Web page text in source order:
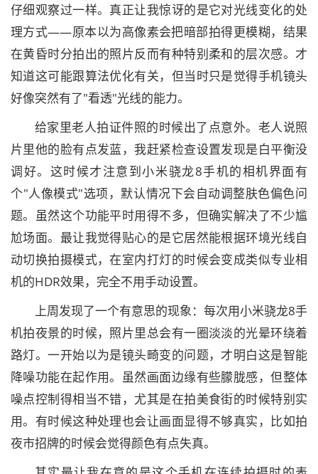
仔细观察过一样。真正让我惊讶的是它对光线变化的处
理方式——原本以为高像素会把暗部拍得更模糊，结果
在黄昏时分拍出的照片反而有种特别柔和的层次感。才
知道这可能跟算法优化有关，但当时只是觉得手机镜头
好像突然有了"看透"光线的能力。
给家里老人拍证件照的时候出了点意外。老人说照
片里他的脸有点发蓝，我赶紧检查设置发现是白平衡没
调好。这时候才注意到小米骁龙8手机的相机界面有
个"人像模式"选项，默认情况下会自动调整肤色偏色问
题。虽然这个功能平时用得不多，但确实解决了不少尴
尬场面。最让我觉得贴心的是它居然能根据环境光线自
动切换拍摄模式，在室内打灯的时候会变成类似专业相
机的HDR效果，完全不用手动设置。
上周发现了一个有意思的现象：每次用小米骁龙8手
机拍夜景的时候，照片里总会有一圈淡淡的光晕环绕着
路灯。一开始以为是镜头畸变的问题，才明白这是智能
降噪功能在起作用。虽然画面边缘有些朦胧感，但整体
噪点控制得相当不错，尤其是在拍美食街的时候特别实
用。有时候这种处理也会让画面显得不够真实，比如拍
夜市招牌的时候会觉得颜色有点失真。